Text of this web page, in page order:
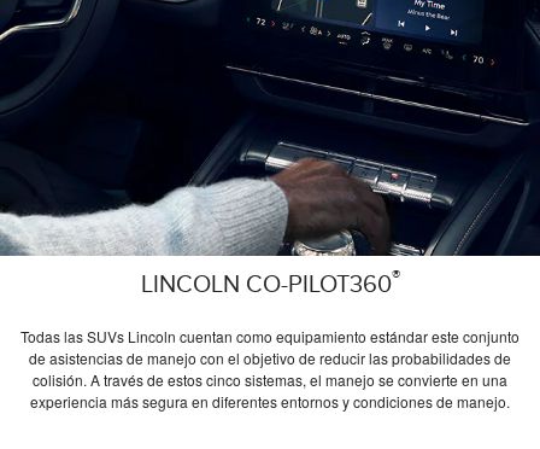
LINCOLN CO-PILOT360®
Todas las SUVs Lincoln cuentan como equipamiento estándar este conjunto
de asistencias de manejo con el objetivo de reducir las probabilidades de
colisión. A través de estos cinco sistemas, el manejo se convierte en una
experiencia más segura en diferentes entornos y condiciones de manejo.